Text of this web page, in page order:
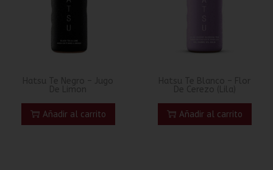
Añadir al carrito Añadir al carrito